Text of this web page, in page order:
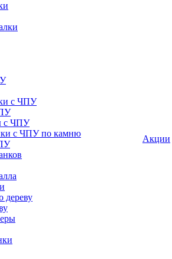
с ЧПУ
с ЧПУ
с ЧПУ по камню
дереву
Акции